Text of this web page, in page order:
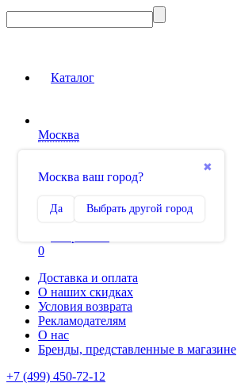
Каталог
Москва
✖
Москва ваш город?
Да Выбрать другой город
Сравнение
0
Доставка и оплата
О наших скидках
Условия возврата
Рекламодателям
О нас
Бренды, представленные в магазине
+7 (499) 450-72-12